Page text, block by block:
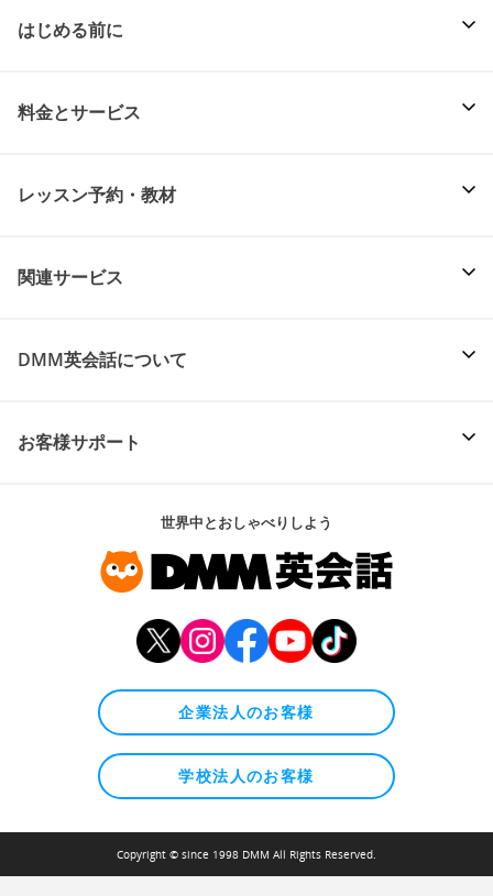
はじめる前に
料金とサービス
レッスン予約・教材
関連サービス
DMM英会話について
お客様サポート
世界中とおしゃべりしよう
企業法人のお客様
学校法人のお客様
Copyright © since 1998 DMM All Rights Reserved.